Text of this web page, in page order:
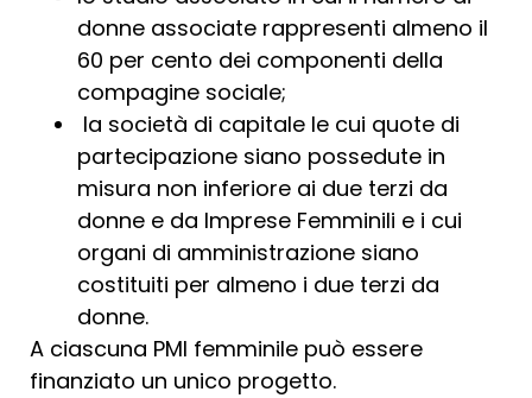
donne associate rappresenti almeno il
60 per cento dei componenti della
compagine sociale;
la società di capitale le cui quote di
partecipazione siano possedute in
misura non inferiore ai due terzi da
donne e da Imprese Femminili e i cui
organi di amministrazione siano
costituiti per almeno i due terzi da
donne.
A ciascuna PMI femminile può essere
finanziato un unico progetto.